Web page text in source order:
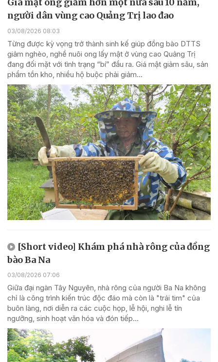
Giá mật ong giảm hơn một nửa sau 10 năm,
người dân vùng cao Quảng Trị lao đao
03/08/2026 08:03
Từng được kỳ vọng trở thành sinh kế giúp đồng bào DTTS
giảm nghèo, nghề nuôi ong lấy mật ở vùng cao Quảng Trị
đang đối mặt với tình trạng “bí” đầu ra. Giá mật giảm sâu, sản
phẩm tồn kho, nhiều hộ buộc phải giảm...
[Short video] Khám phá nhà rông của đồng
bào Ba Na
03/08/2026 07:06
Giữa đại ngàn Tây Nguyên, nhà rông của người Ba Na không
chỉ là công trình kiến trúc độc đáo mà còn là "trái tim" của
buôn làng, nơi diễn ra các cuộc họp, lễ hội, nghi lễ tín
ngưỡng, sinh hoạt văn hóa và đón tiếp...